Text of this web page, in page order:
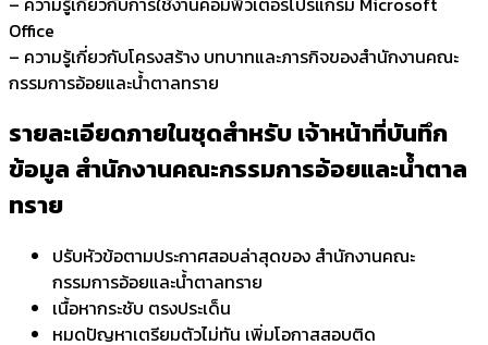
Office
– ความรู้เกี่ยวกับโครงสร้าง บทบาทและภารกิจของสำนักงานคณะ
กรรมการอ้อยและน้ำตาลทราย
รายละเอียดภายในชุดสำหรับ เจ้าหน้าที่บันทึก
ข้อมูล สำนักงานคณะกรรมการอ้อยและน้ำตาล
ทราย
ปรับหัวข้อตามประกาศสอบล่าสุดของ สำนักงานคณะ
กรรมการอ้อยและน้ำตาลทราย
เนื้อหากระชับ ตรงประเด็น
หมดปัญหาเตรียมตัวไม่ทัน เพิ่มโอกาสสอบติด